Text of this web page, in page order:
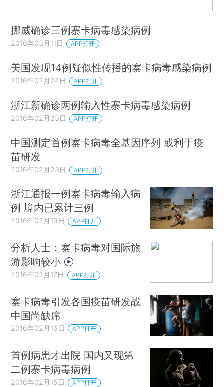
挪威确诊三例寨卡病毒感染病例
2016年03月11日 APP打开
美国发现14例疑似性传播的寨卡病毒感染病例
2016年02月24日 APP打开
浙江新确诊两例输入性寨卡病毒感染病例
2016年02月23日 APP打开
中国测定首例寨卡病毒全基因序列 或利于疫
苗研发
2016年02月23日 APP打开
浙江通报一例寨卡病毒输入病
例 境内已累计三例
2016年02月19日 APP打开
分析人士：寨卡病毒对国际旅
游影响较小
2016年02月17日 APP打开
寨卡病毒引发各国疫苗研发战
中国尚缺席
2016年02月16日 APP打开
首例病患才出院 国内又现第
二例寨卡病毒病例
2016年02月15日 APP打开